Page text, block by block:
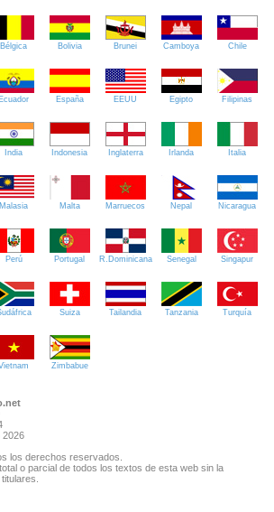
Bélgica Bolivia Brunei Camboya Chile
Ecuador España EEUU Egipto Filipinas
India Indonesia Inglaterra Irlanda Italia
Malasia Malta Marruecos Nepal Nicaragua
Perú Portugal R.Dominicana Senegal Singapur
Suiza Tailandia Tanzania Turquía
Zimbabue
2026
los derechos reservados.
o parcial de todos los textos de esta web sin la